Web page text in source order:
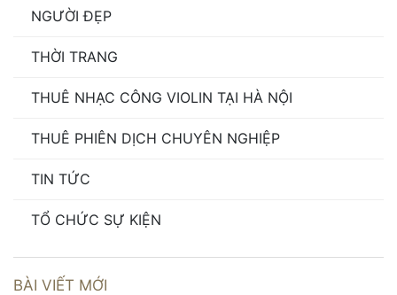
NGƯỜI ĐẸP
THỜI TRANG
THUÊ NHẠC CÔNG VIOLIN TẠI HÀ NỘI
THUÊ PHIÊN DỊCH CHUYÊN NGHIỆP
TIN TỨC
TỔ CHỨC SỰ KIỆN
BÀI VIẾT MỚI